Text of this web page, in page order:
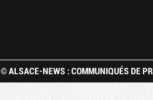
© ALSACE-NEWS : COMMUNIQUÉS DE